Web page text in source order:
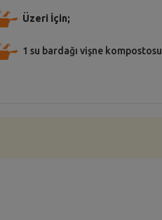
Üzeri İçin;
1 su bardağı vişne kompostosu